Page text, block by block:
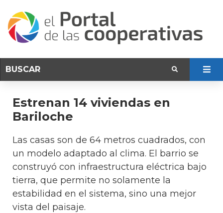
Estrenan 14 viviendas en
Bariloche
Las casas son de 64 metros cuadrados, con
un modelo adaptado al clima. El barrio se
construyó con infraestructura eléctrica bajo
tierra, que permite no solamente la
estabilidad en el sistema, sino una mejor
vista del paisaje.